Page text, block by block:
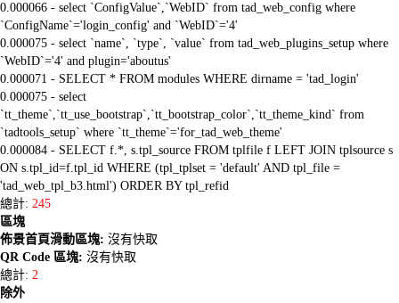
0.000066 - select `ConfigValue`,`WebID` from tad_web_config where
`ConfigName`='login_config' and `WebID`='4'
0.000075 - select `name`, `type`, `value` from tad_web_plugins_setup where
`WebID`='4' and plugin='aboutus'
0.000071 - SELECT * FROM modules WHERE dirname = 'tad_login'
0.000075 - select
`tt_theme`,`tt_use_bootstrap`,`tt_bootstrap_color`,`tt_theme_kind` from
`tadtools_setup` where `tt_theme`='for_tad_web_theme'
0.000084 - SELECT f.*, s.tpl_source FROM tplfile f LEFT JOIN tplsource s
ON s.tpl_id=f.tpl_id WHERE (tpl_tplset = 'default' AND tpl_file =
'tad_web_tpl_b3.html') ORDER BY tpl_refid
總計: 245
區塊
佈景首頁滑動區塊: 沒有快取
QR Code 區塊: 沒有快取
總計: 2
除外